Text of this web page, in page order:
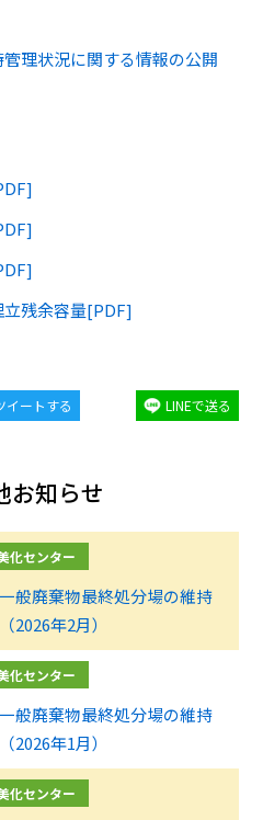
理状況に関する情報の公開
残余容量[PDF]
イートする LINEで送る
お知らせ
化センター
般廃棄物最終処分場の維持
2026年2月）
化センター
般廃棄物最終処分場の維持
2026年1月）
化センター